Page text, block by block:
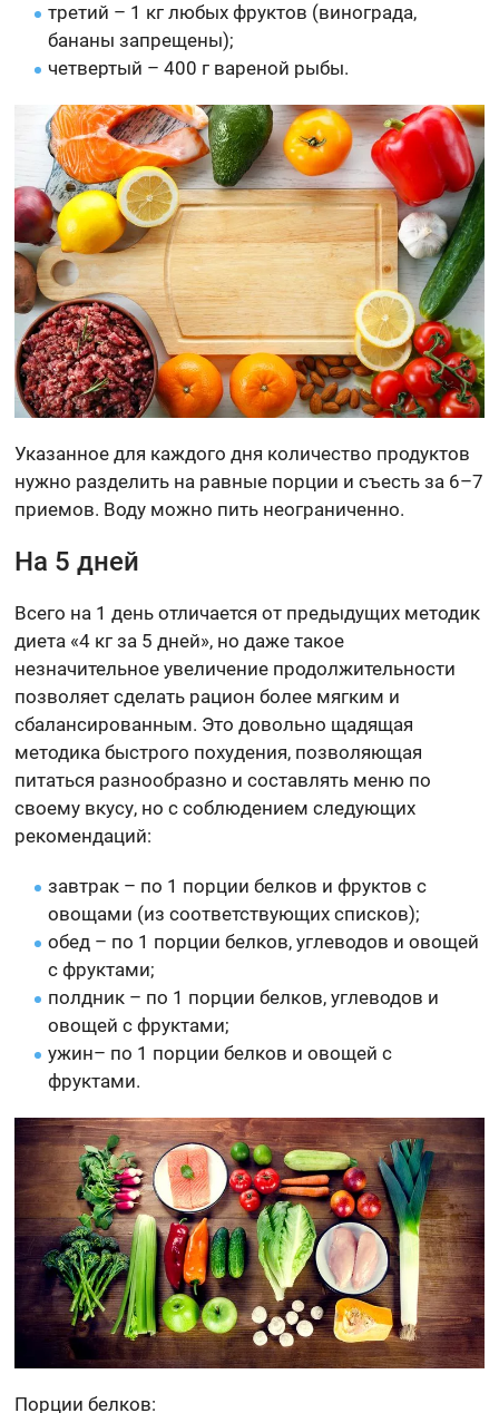
третий – 1 кг любых фруктов (винограда,
бананы запрещены);
четвертый – 400 г вареной рыбы.
Указанное для каждого дня количество продуктов
нужно разделить на равные порции и съесть за 6–7
приемов. Воду можно пить неограниченно.
На 5 дней
Всего на 1 день отличается от предыдущих методик
диета «4 кг за 5 дней», но даже такое
незначительное увеличение продолжительности
позволяет сделать рацион более мягким и
сбалансированным. Это довольно щадящая
методика быстрого похудения, позволяющая
питаться разнообразно и составлять меню по
своему вкусу, но с соблюдением следующих
рекомендаций:
завтрак – по 1 порции белков и фруктов с
овощами (из соответствующих списков);
обед – по 1 порции белков, углеводов и овощей
с фруктами;
полдник – по 1 порции белков, углеводов и
овощей с фруктами;
ужин– по 1 порции белков и овощей с
фруктами.
Порции белков: